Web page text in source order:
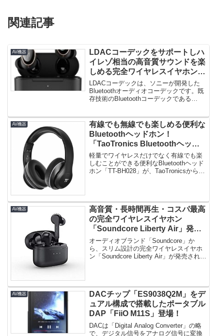
関連記事
AV機器
LDACコーデックをサポートしハ
イレゾ相当の高音質サウンドを楽
しめる完全ワイヤレスイヤホン
「1MORE EVO」登場！
LDACコーデックは、ソニーが開発した
Bluetoothオーディオコーデックです。既
存技術のBluetoothコーデックである
AV機器
有線でも無線でも楽しめる便利な
Bluetoothヘッドホン！
「TaoTronics Bluetoothヘッド
ホン TT-BH028」発売！
軽量でワイヤレスだけでなく有線でも楽
しむことができる便利なBluetoothヘッド
ホン「TT-BH028」が、TaoTronicsから発
AV機器
高音質・長時間再生・コスパ最高
の完全ワイヤレスイヤホン
「Soundcore Liberty Air」発
売！人気のLibertyシリーズ初の
スリムモデル登場！
オーディオブランド「Soundcore」か
ら、スリム設計の完全ワイヤレスイヤホ
ン「Soundcore Liberty Air」が発売されま
AV機器
DACチップ「ES9038Q2M」をデ
ュアル構成で搭載したポータブル
DAP「FiiO M11S」登場！
DACは「Digital Analog Converter」の略
で、デジタル信号をアナログ信号に変換